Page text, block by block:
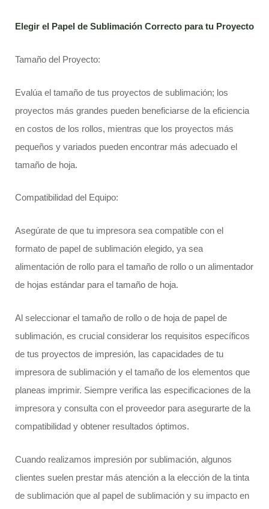
Elegir el Papel de Sublimación Correcto para tu Proyecto
Tamaño del Proyecto:
Evalúa el tamaño de tus proyectos de sublimación; los
proyectos más grandes pueden beneficiarse de la eficiencia
en costos de los rollos, mientras que los proyectos más
pequeños y variados pueden encontrar más adecuado el
tamaño de hoja.
Compatibilidad del Equipo:
Asegúrate de que tu impresora sea compatible con el
formato de papel de sublimación elegido, ya sea
alimentación de rollo para el tamaño de rollo o un alimentador
de hojas estándar para el tamaño de hoja.
Al seleccionar el tamaño de rollo o de hoja de papel de
sublimación, es crucial considerar los requisitos específicos
de tus proyectos de impresión, las capacidades de tu
impresora de sublimación y el tamaño de los elementos que
planeas imprimir. Siempre verifica las especificaciones de la
impresora y consulta con el proveedor para asegurarte de la
compatibilidad y obtener resultados óptimos.
Cuando realizamos impresión por sublimación, algunos
clientes suelen prestar más atención a la elección de la tinta
de sublimación que al papel de sublimación y su impacto en